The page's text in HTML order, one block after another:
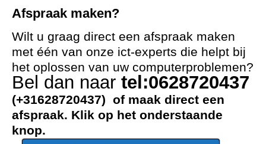
Afspraak maken?
Wilt u graag direct een afspraak maken
met één van onze ict-experts die helpt bij
het oplossen van uw computerproblemen?
Bel dan naar tel:0628720437
(+31628720437) of maak direct een
afspraak. Klik op het onderstaande
knop.